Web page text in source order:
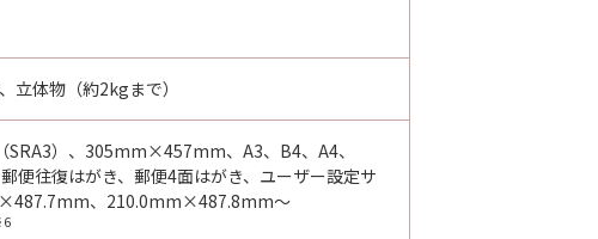
立体物（約2kgまで）
）、305mm×457mm、A3、B4、A4、
便往復はがき、郵便4面はがき、ユーザー設定サ
、210.0mm×487.8mm～